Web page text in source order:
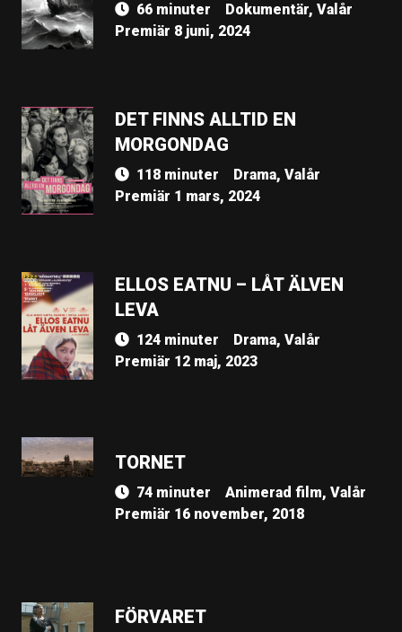
66 minuter
Dokumentär, Valår
Premiär 8 juni, 2024
DET FINNS ALLTID EN
MORGONDAG
118 minuter
Drama, Valår
Premiär 1 mars, 2024
ELLOS EATNU – LÅT ÄLVEN
LEVA
124 minuter
Drama, Valår
Premiär 12 maj, 2023
TORNET
74 minuter
Animerad film, Valår
Premiär 16 november, 2018
FÖRVARET